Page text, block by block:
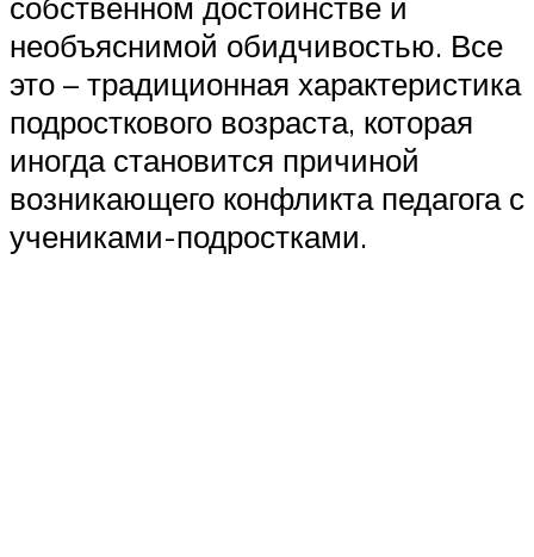
необъяснимой обидчивостью. Все
это – традиционная характеристика
подросткового возраста, которая
иногда становится причиной
возникающего конфликта педагога с
учениками-подростками.